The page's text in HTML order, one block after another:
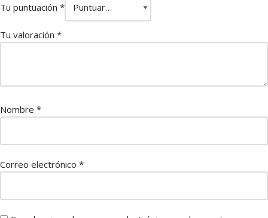
Tu puntuación *
Tu valoración *
Nombre *
Correo electrónico *